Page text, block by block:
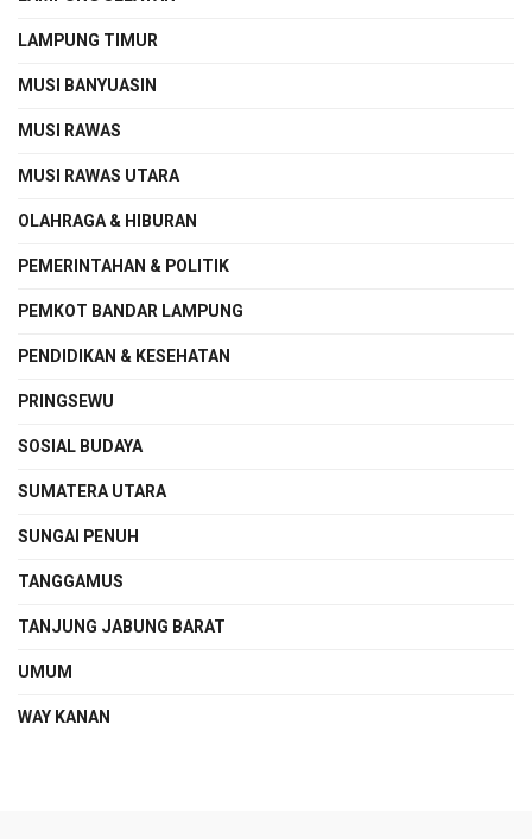
LAMPUNG TIMUR
MUSI BANYUASIN
MUSI RAWAS
MUSI RAWAS UTARA
OLAHRAGA & HIBURAN
PEMERINTAHAN & POLITIK
PEMKOT BANDAR LAMPUNG
PENDIDIKAN & KESEHATAN
PRINGSEWU
SOSIAL BUDAYA
SUMATERA UTARA
SUNGAI PENUH
TANGGAMUS
TANJUNG JABUNG BARAT
UMUM
WAY KANAN